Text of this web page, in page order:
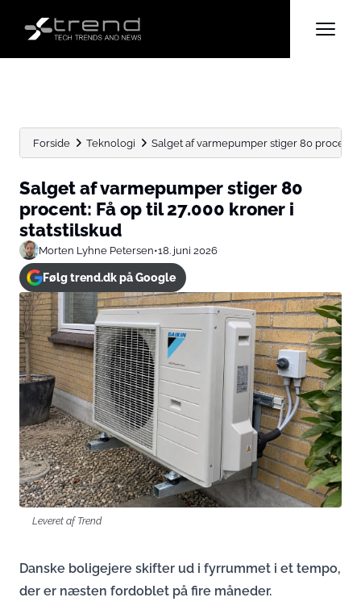
Forside Teknologi Salget af varmepumper stiger 80 procent:
Salget af varmepumper stiger 80
procent: Få op til 27.000 kroner i
statstilskud
Morten Lyhne Petersen•18. juni 2026
Følg trend.dk på Google
Leveret af Trend
Danske boligejere skifter ud i fyrrummet i et tempo,
der er næsten fordoblet på fire måneder.